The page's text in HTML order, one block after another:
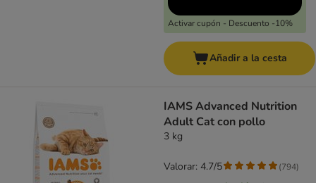
Activar cupón - Descuento -10%
Añadir a la cesta
IAMS Advanced Nutrition
Adult Cat con pollo
3 kg
Valorar: 4.7/5 (794)